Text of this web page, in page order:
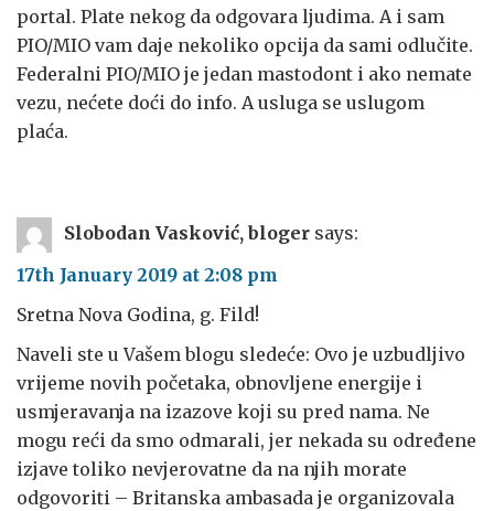
portal. Plate nekog da odgovara ljudima. A i sam
PIO/MIO vam daje nekoliko opcija da sami odlučite.
Federalni PIO/MIO je jedan mastodont i ako nemate
vezu, nećete doći do info. A usluga se uslugom
plaća.
Slobodan Vasković, bloger says:
17th January 2019 at 2:08 pm
Sretna Nova Godina, g. Fild!
Naveli ste u Vašem blogu sledeće: Ovo je uzbudljivo
vrijeme novih početaka, obnovljene energije i
usmjeravanja na izazove koji su pred nama. Ne
mogu reći da smo odmarali, jer nekada su određene
izjave toliko nevjerovatne da na njih morate
odgovoriti – Britanska ambasada je organizovala